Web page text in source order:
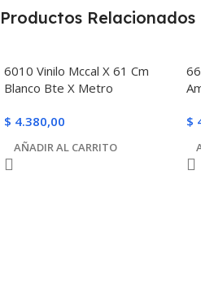
Productos Relacionados
6010 Vinilo Mccal X 61 Cm
Blanco Bte X Metro
$ 4.380,00
AÑADIR AL CARRITO
$